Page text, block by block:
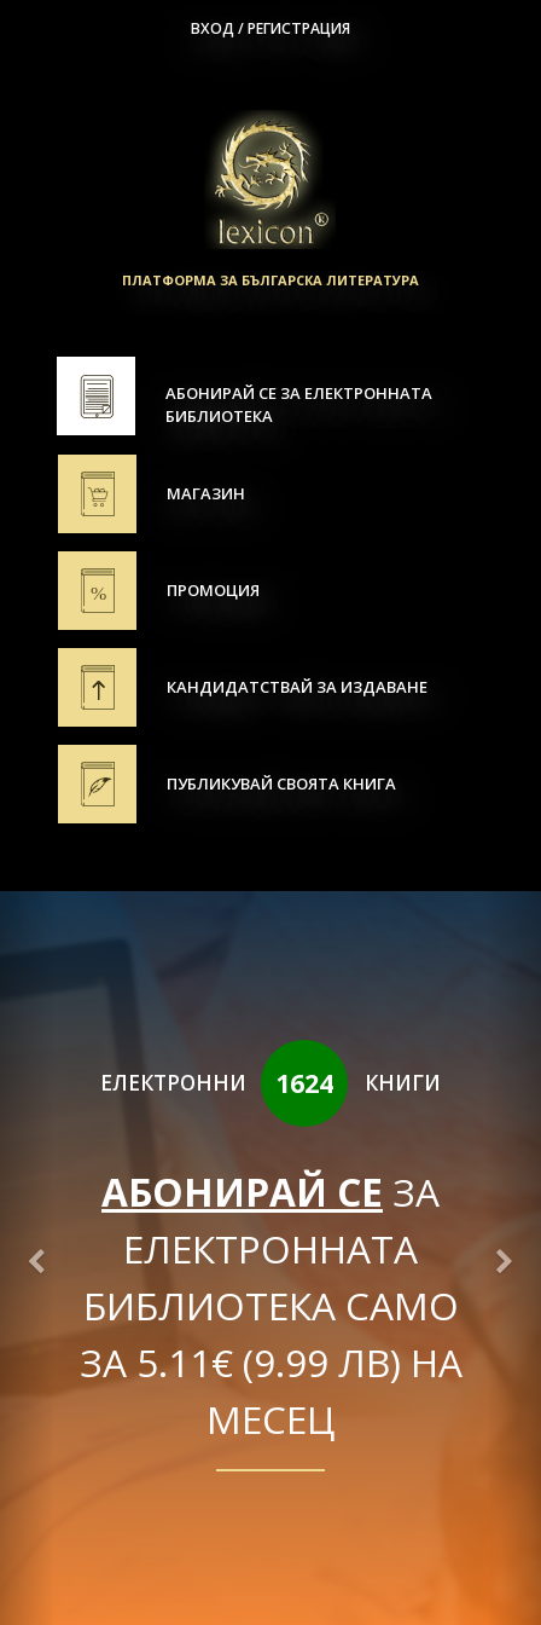
ВХОД / РЕГИСТРАЦИЯ
ПЛАТФОРМА ЗА БЪЛГАРСКА ЛИТЕРАТУРА
АБОНИРАЙ СЕ ЗА ЕЛЕКТРОННАТА
БИБЛИОТЕКА
МАГАЗИН
ПРОМОЦИЯ
КАНДИДАТСТВАЙ ЗА ИЗДАВАНЕ
ПУБЛИКУВАЙ СВОЯТА КНИГА
ЕЛЕКТРОННИ 1624 КНИГИ
АБОНИРАЙ СЕ ЗА
ЕЛЕКТРОННАТА
БИБЛИОТЕКА САМО
ЗА 5.11€ (9.99 ЛВ) НА
МЕСЕЦ